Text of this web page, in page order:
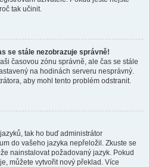
tak učinit.
se stále nezobrazuje správně!
časovou zónu správně, ale čas se stále
na hodinách serveru nesprávný.
aby mohl tento problém odstranit.
tak ho buď administrátor
do vašeho jazyka nepřeložil. Zkuste se
nainstalovat požadovaný jazyk. Pokud
můžete vytvořit nový překlad. Více